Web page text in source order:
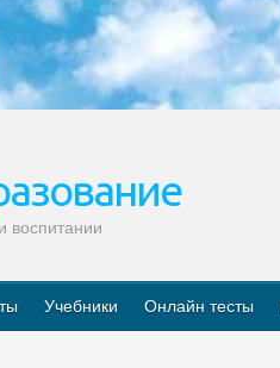
воспитании
Учебники Онлайн тесты